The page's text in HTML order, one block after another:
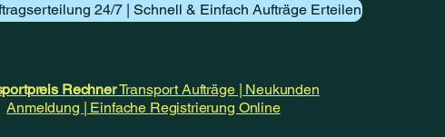
24/7 | Schnell & Einfach Aufträge Erteilen
RechnerTransport Aufträge | Neukunden
Anmeldung | Einfache Registrierung Online